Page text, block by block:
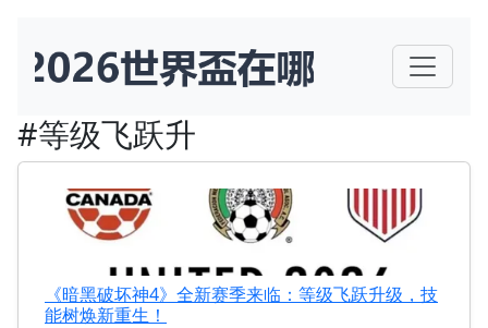
#等级飞跃升
《暗黑破坏神4》全新赛季来临：等级飞跃升级，技
能树焕新重生！